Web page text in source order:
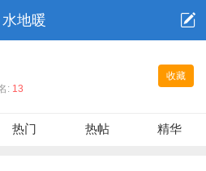
水地暖
收藏
: 13
热门 热帖 精华